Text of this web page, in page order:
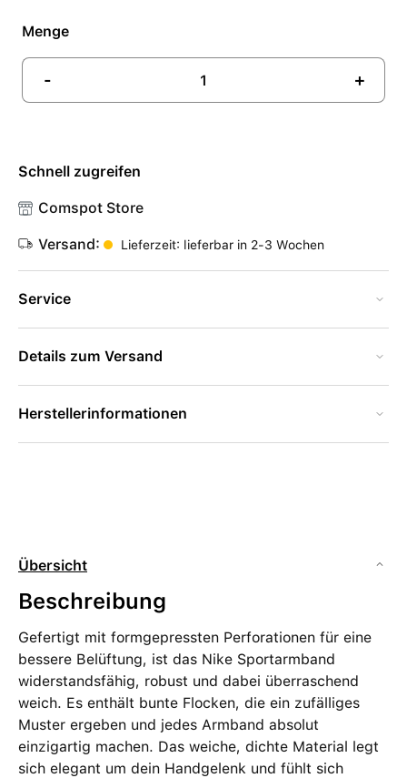
Menge
- +
Schnell zugreifen
Comspot Store
Versand: Lieferzeit: lieferbar in 2-3 Wochen
Service
Details zum Versand
Herstellerinformationen
Übersicht
Beschreibung
Gefertigt mit formgepressten Perforationen für eine
bessere Belüftung, ist das Nike Sportarmband
widerstandsfähig, robust und dabei überraschend
weich. Es enthält bunte Flocken, die ein zufälliges
Muster ergeben und jedes Armband absolut
einzigartig machen. Das weiche, dichte Material legt
sich elegant um dein Handgelenk und fühlt sich